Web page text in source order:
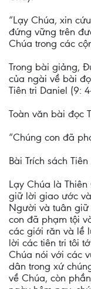
“Lạy Chúa, xin
đứng vững trên
Chúa trong các
Trong bài giảng,
của ngài về bài
Tiên tri Daniel (9:
Toàn văn bài đọc
“Chúng con đã
Bài Trích sách
Lạy Chúa là
giữ lời giao ước
Người và tuân
con đã phạm tội
các giới răn và lề
lời các tiên tri tôi
Chúa nói với các
dân trong xứ
về Chúa, còn